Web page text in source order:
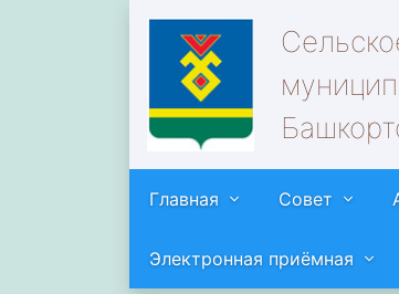
Главная Совет
Электронная приёмная